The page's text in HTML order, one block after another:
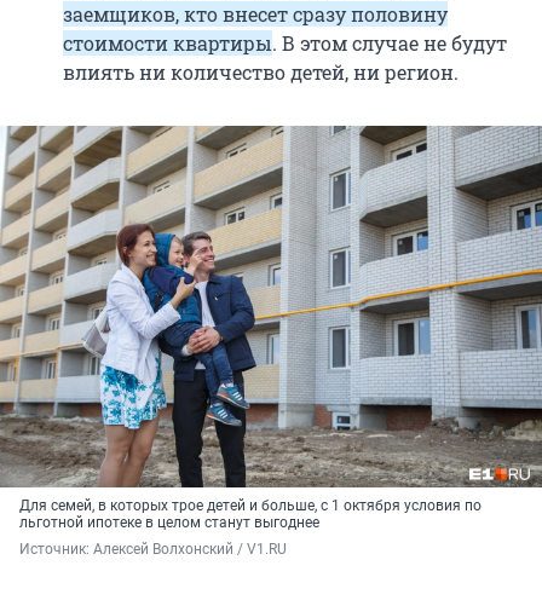
заемщиков, кто внесет сразу половину
стоимости квартиры. В этом случае не будут
влиять ни количество детей, ни регион.
Для семей, в которых трое детей и больше, с 1 октября условия по
льготной ипотеке в целом станут выгоднее
Источник: Алексей Волхонский / V1.RU